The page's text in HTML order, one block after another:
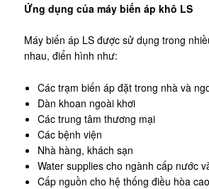
Ứng dụng của máy biến áp khô LS
Máy biến áp LS được sử dụng trong
nhau, điển hình như:
Các trạm biến áp đặt trong nhà và
Dàn khoan ngoài khơi
Các trung tâm thương mại
Các bệnh viện
Nhà hàng, khách sạn
Water supplies cho ngành cấp nước
Cấp nguồn cho hệ thống điều hòa